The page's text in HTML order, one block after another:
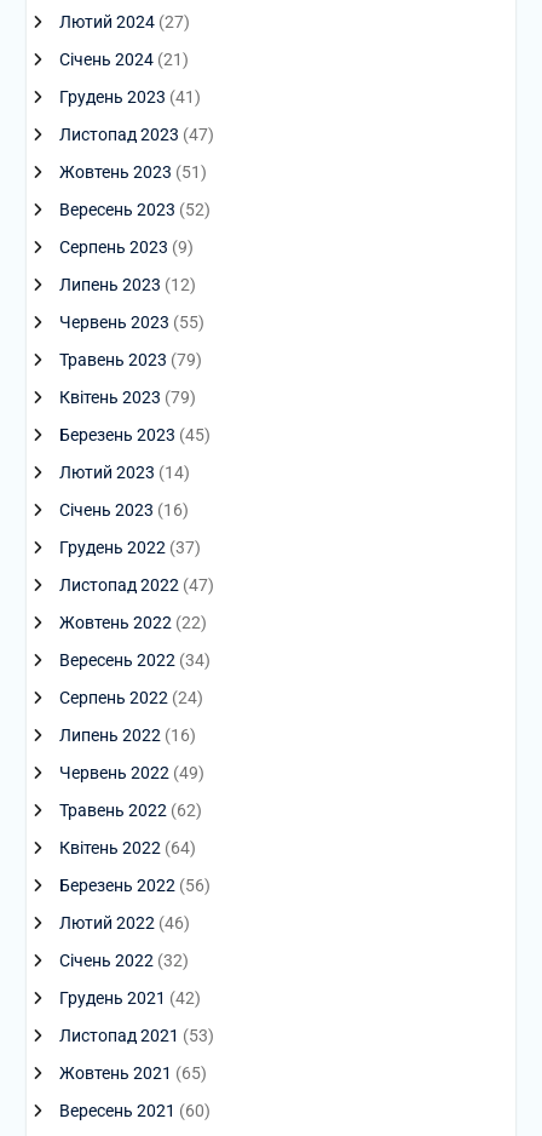
Лютий 2024(27)
Січень 2024(21)
Грудень 2023 (41)
Листопад 2023 (47)
Жовтень 2023 (51)
Вересень 2023 (52)
Серпень 2023 (9)
Липень 2023 (12)
Червень 2023 (55)
Травень 2023 (79)
Квітень 2023 (79)
Березень 2023 (45)
Лютий 2023 (14)
Січень 2023 (16)
Грудень 2022 (37)
Листопад 2022 (47)
Жовтень 2022 (22)
Вересень 2022 (34)
Серпень 2022 (24)
Липень 2022 (16)
Червень 2022 (49)
Травень 2022 (62)
Квітень 2022 (64)
Березень 2022 (56)
Лютий 2022 (46)
Січень 2022 (32)
Грудень 2021 (42)
Листопад 2021 (53)
Жовтень 2021 (65)
Вересень 2021 (60)